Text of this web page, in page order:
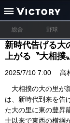
総合 野球
新時代告げる大
上がる〝大相撲〟
2025/7/10 7:00 高
大相撲の大の里が
は、新時代到来を告
た大の里に東の豊昇
士以来で東西の横綱